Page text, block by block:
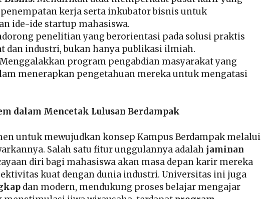
kerja serta inkubator bisnis untuk
ide-ide startup mahasiswa.
penelitian yang berorientasi pada solusi praktis
dan industri, bukan hanya publikasi ilmiah.
Menggalakkan program pengabdian masyarakat yang
menerapkan pengetahuan mereka untuk mengatasi
dalam Mencetak Lulusan Berdampak
untuk mewujudkan konsep Kampus Berdampak melalui
Salah satu fitur unggulannya adalah jaminan
diri bagi mahasiswa akan masa depan karir mereka
kuat dengan dunia industri. Universitas ini juga
dan modern, mendukung proses belajar mengajar